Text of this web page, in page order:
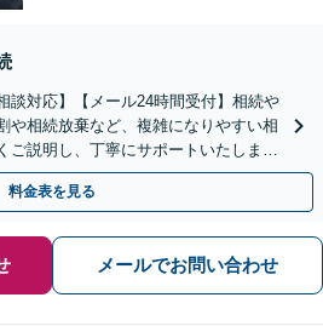
談対応】【メール24時間受付】相続や
や相続放棄など、複雑になりやすい相
ご説明し、丁寧にサポートいたしま
料金表を見る
メールでお問い合わせ